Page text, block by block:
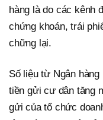
hàng là do các kênh
chứng khoán, trái
chững lại.
Số liệu từ Ngân
tiền gửi cư dân tăng
gửi của tổ chức